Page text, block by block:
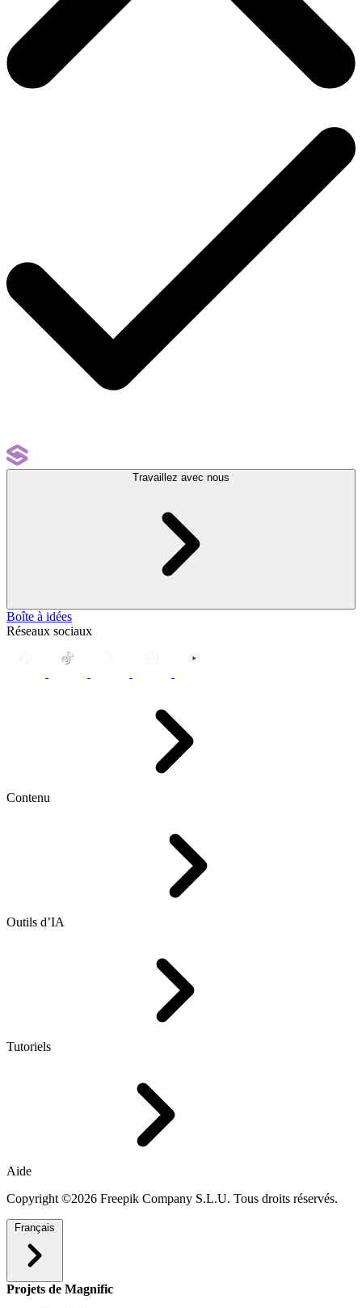
Travaillez avec nous
Boîte à idées
Réseaux sociaux
Contenu
Outils d’IA
Tutoriels
Aide
Copyright ©2026 Freepik Company S.L.U. Tous droits réservés.
Français
Projets de Magnific